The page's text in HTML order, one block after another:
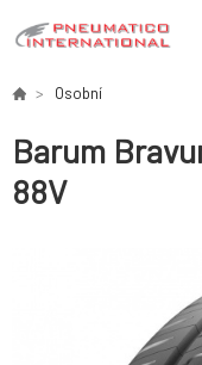
Osobní
Barum
88V